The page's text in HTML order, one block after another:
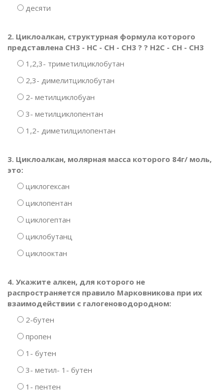
десяти
2. Циклоалкан, структурная формула которого
представлена CH3 - HC - CH - CH3 ? ? H2C - CH - CH3
1,2,3- триметилциклобутан
2,3- димелитциклобутан
2- метилциклобуан
3- метилциклопентан
1,2- диметилцилопентан
3. Циклоалкан, молярная масса которого 84г/ моль,
это:
циклогексан
циклопентан
циклогептан
циклобутанц
циклооктан
4. Укажите алкен, для которого не
распространяется правило Марковникова при их
взаимодействии с галогеноводородном:
2-бутен
пропен
1- бутен
3- метил- 1- бутен
1- пентен